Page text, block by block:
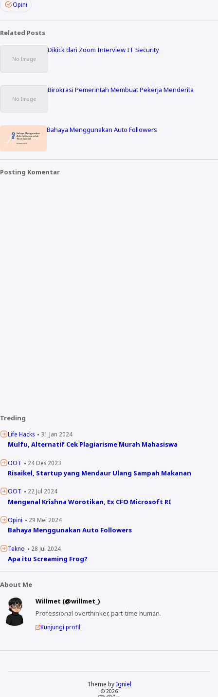
Opini
Related Posts
Dikick dari Zoom Interview IT Security
Birokrasi Pemerintah Membuat Pekerja Menderita
Bahaya Menggunakan Auto Followers
Posting Komentar
Treding
Life Hacks 31 Jan 2024
Mulfu, Alternatif Cek Plagiarisme Murah Mahasiswa
OOT 24 Des 2023
Risaikel, Startup yang Mendaur Ulang Sampah Makanan
OOT 22 Jul 2024
Mengenal Krishna Worotikan, Ex CFO Microsoft RI
Opini 29 Mei 2024
Bahaya Menggunakan Auto Followers
Tekno 28 Jul 2024
Apa itu Screaming Frog?
About Me
Willmet (@willmet_)
Professional overthinker, part-time human.
Kunjungi profil
Theme by Igniel
© 2026